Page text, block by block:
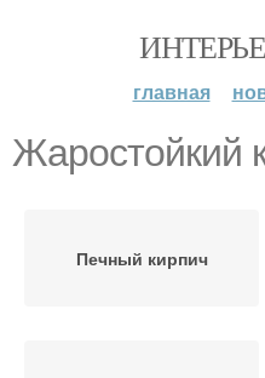
главная
Жаростойкий
Печный кирпич